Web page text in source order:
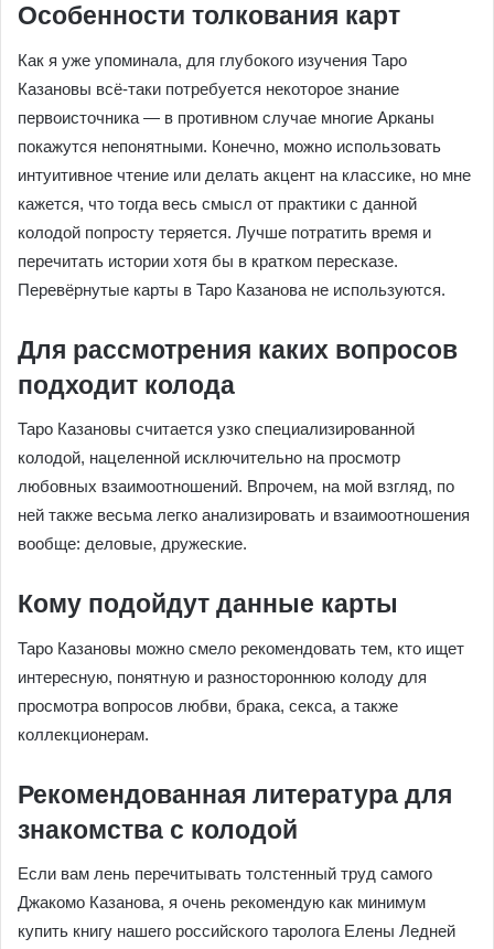
Особенности толкования карт
Как я уже упоминала, для глубокого изучения Таро
Казановы всё-таки потребуется некоторое знание
первоисточника — в противном случае многие Арканы
покажутся непонятными. Конечно, можно использовать
интуитивное чтение или делать акцент на классике, но мне
кажется, что тогда весь смысл от практики с данной
колодой попросту теряется. Лучше потратить время и
перечитать истории хотя бы в кратком пересказе.
Перевёрнутые карты в Таро Казанова не используются.
Для рассмотрения каких вопросов
подходит колода
Таро Казановы считается узко специализированной
колодой, нацеленной исключительно на просмотр
любовных взаимоотношений. Впрочем, на мой взгляд, по
ней также весьма легко анализировать и взаимоотношения
вообще: деловые, дружеские.
Кому подойдут данные карты
Таро Казановы можно смело рекомендовать тем, кто ищет
интересную, понятную и разностороннюю колоду для
просмотра вопросов любви, брака, секса, а также
коллекционерам.
Рекомендованная литература для
знакомства с колодой
Если вам лень перечитывать толстенный труд самого
Джакомо Казанова, я очень рекомендую как минимум
купить книгу нашего российского таролога Елены Ледней